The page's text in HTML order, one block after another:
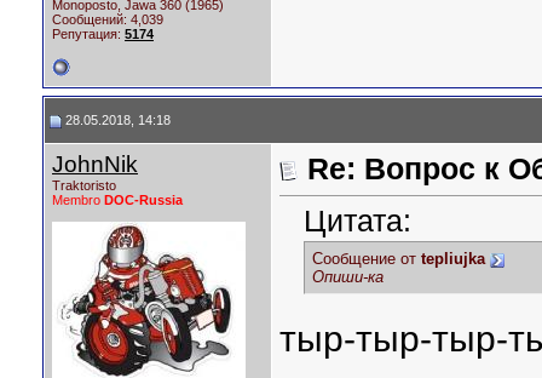
Monoposto, Jawa 360 (1965)
Сообщений: 4,039
Репутация: 5174
28.05.2018, 14:18
JohnNik
Traktoristo
Membro DOC-Russia
Re: Вопрос к
Цитата:
Сообщение от tepliujka
Опиши-ка
тыр-тыр-тыр-